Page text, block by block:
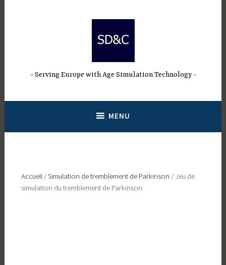
Serving Europe with Age Simulation Technology
MENU
Accueil/Simulation de tremblement de Parkinson / Jeu de
simulation du tremblement de Parkinson